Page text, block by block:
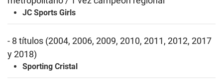
JC Sports Girls
- 8 títulos (2004, 2006, 2009, 2010, 2011, 2012, 2017
y 2018)
Sporting Cristal